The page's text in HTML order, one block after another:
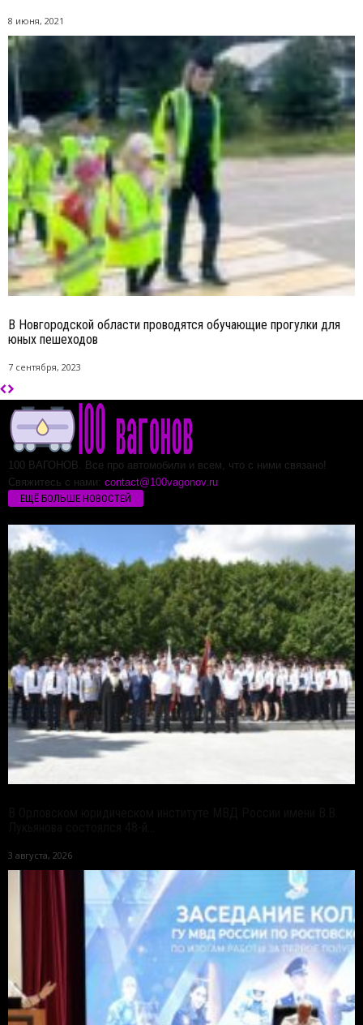
8 июня, 2021
В Новгородской области проводятся обучающие прогулки для
юных пешеходов
7 сентября, 2023
100 ВАГОНОВ. Все про автомобили и всем, что с ними связано!
Свяжитесь с нами: contact@100vagonov.ru
ЕЩЁ БОЛЬШЕ НОВОСТЕЙ
3 августа, 2026